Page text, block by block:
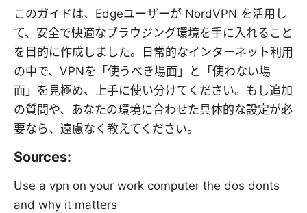
このガイドは、Edgeユーザーが NordVPN を活用し
て、安全で快適なブラウジング環境を手に入れること
を目的に作成しました。日常的なインターネット利用
の中で、VPNを「使うべき場面」と「使わない場
面」を見極め、上手に使い分けてください。もし追加
の質問や、あなたの環境に合わせた具体的な設定が必
要なら、遠慮なく教えてください。
Sources:
Use a vpn on your work computer the dos donts
and why it matters